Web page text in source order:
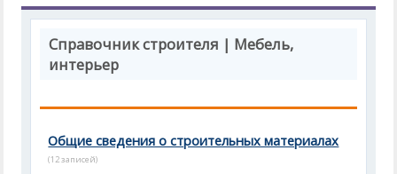
Справочник строителя | Мебель,
интерьер
Общие сведения о строительных материалах
(12 записей)